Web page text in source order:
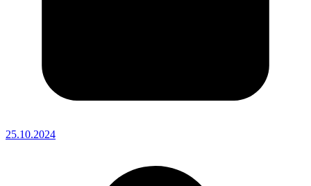
25.10.2024